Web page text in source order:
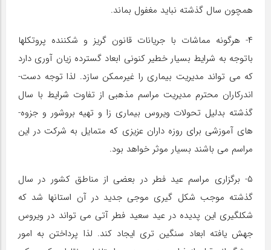
همچون سال گذشته نباید مغفول بماند.
۴- هرگونه مماشات با جریانات قانون گریز و شکننده پروتکل­ها
باتوجه به شرایط بسیار خطیر کنونی ابعاد گسترده زیان آوری دارد
که می تواند مدیریت بیماری را غیرممکن سازد. لذا توجه دست­
اندرکاران محترم مدیریت مراسم مذهبی از تفاوت شرایط با سال
گذشته بدلیل تحولات ویروس بیماری زا و تهیه بروشور و جزوه­
های آموزشی برای روزه­ داران عزیزی که متمایل به شرکت در این
مراسم می­ باشند بسیار موثر خواهد بود.
۵- برگزاری مراسم عید فطر در بعضی از مناطق کشور در سال
گذشته موجب شکل­ گیری موجی جدید در آن استان­ها شد که
شکلگیری این پدیده در عید سعید فطر آتی می­­ تواند در ویروس
جهش یافته ابعاد سنگین­ تری ایجاد کند. لذا پرداختن به امور